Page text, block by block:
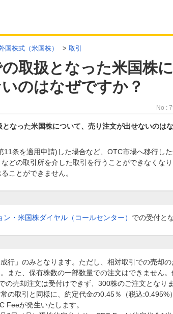
国株式（米国株） > 取引
取扱となった米国株
のはなぜですか？
No :
なった米国株について、売り注文が出せないのは
11条を適用申請)した場合など、OTC市場へ移行し
どの取引所を介した取引を行うことができなくな
ことができません。
ン・米国株ダイヤル（コールセンター） での受付と
行」のみとなります。ただし、相対取引での売却
また、保有株数の一部数量での注文はできません
の売却注文は受付けできず、300株のご注文となりま
の取引と同様に、約定代金の0.45％（税込:0.495%
Feeが発生いたします。